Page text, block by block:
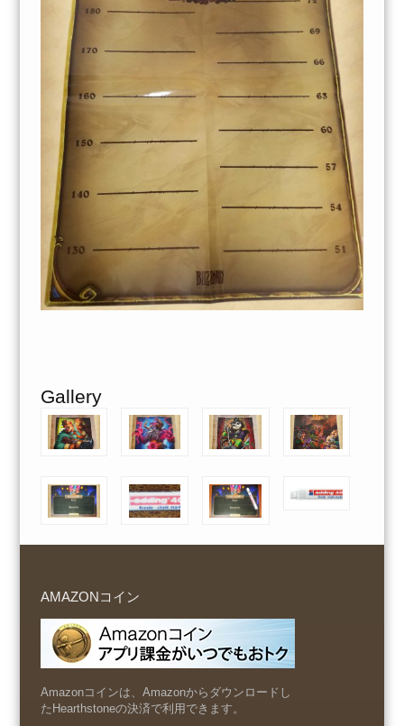
Gallery
AMAZONコイン
Amazonコインは、Amazonからダウンロードし
たHearthstoneの決済で利用できます。